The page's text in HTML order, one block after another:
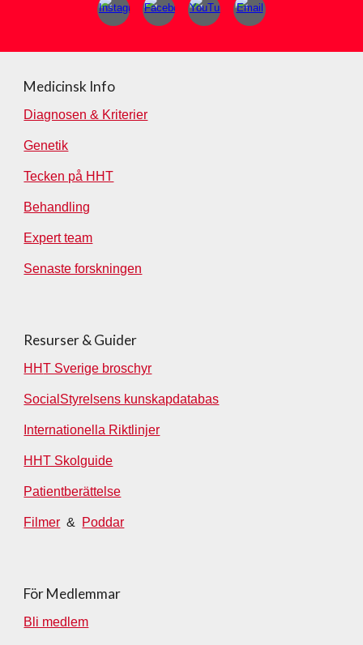
Medicinsk Info
Diagnosen & Kriterier
Genetik
Tecken på HHT
Behandling
Expert team
Senaste forskningen
Resurser & Guider
HHT Sverige broschyr
SocialStyrelsens kunskapdatabas
Internationella Riktlinjer
HHT Skolguide
Patientberättelse
Filmer & Poddar
För Medlemmar
Bli medlem